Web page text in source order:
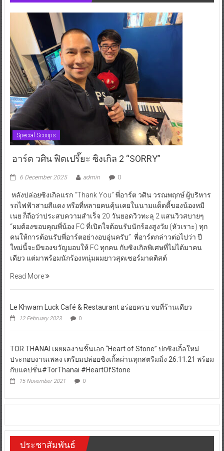
Special Scoops
อาร์ต วศิน ฟิตเปรี๊ยะ ซิงเกิล 2 “SORRY”
6 December 2025 admin 0
หลังปล่อยซิงเกิลแรก “Thank You” พี่อาร์ต วศิน วรณพฤกษ์ ผู้บริหาร
รถไฟฟ้าสายสีแดง หรือที่หลายคนคุ้นเคยในนามแด็ดดี้ของน้องหมี
เนย ก็ถือว่าประสบความสำเร็จ 20 วันยอดวิวทะลุ 2 แสนวิวสบายๆ
“ผมต้องขอบคุณพี่น้อง FC ที่เปิดใจต้อนรับนักร้องสูงวัย (หัวเราะ) ทุก
คนให้การต้อนรับพี่อาร์ตอย่างอบอุ่นครับ” พี่อาร์ตกล่าวต่อไปว่า ปี
ใหม่นี้จะมีของขวัญมอบให้ FC ทุกคน กับซิงเกิลพิเศษที่ไม่ได้มาคน
เดียว แต่มาพร้อมนักร้องหนุ่มผมยาวสุดเซอร์มาดติสต์
Read More
Le Khwam Luck Café & Restaurant อร่อยครบ จบที่ร้านเดียว
12 February 2023 0
TOR THANAI เผยผลงานชิ้นเอก “Heart of Stone” ปกซิงเกิ้ลใหม่
ประกอบงานเพลง เตรียมปล่อยซิงเกิ้ลผ่านทุกสตรีมมิ่ง 26.11.21 พร้อม
กับแคปชั่น#TorThanai #HeartOfStone
15 November 2021 0
ประชาสัมพันธ์